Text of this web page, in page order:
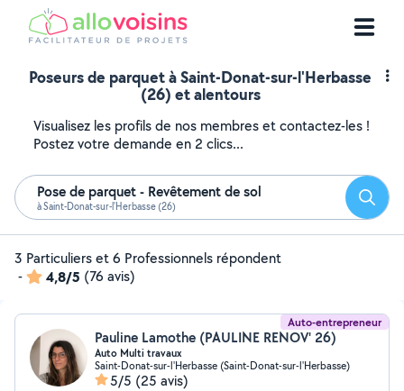
Poseurs de parquet à Saint-Donat-sur-l'Herbasse
(26) et alentours
Visualisez les profils de nos membres et contactez-les !
Postez votre demande en 2 clics...
Pose de parquet - Revêtement de sol
à Saint-Donat-sur-l'Herbasse (26)
3 Particuliers et 6 Professionnels répondent
-
4,8/5 (76 avis)
Auto-entrepreneur
Pauline Lamothe (PAULINE RENOV' 26)
Auto Multi travaux
Saint-Donat-sur-l'Herbasse (Saint-Donat-sur-l'Herbasse)
5/5 (25 avis)